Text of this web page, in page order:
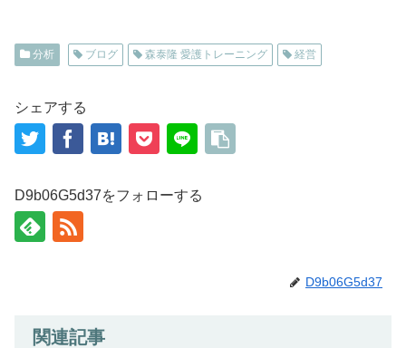
分析 ブログ 森泰隆 愛護トレーニング 経営
シェアする
D9b06G5d37をフォローする
D9b06G5d37
関連記事